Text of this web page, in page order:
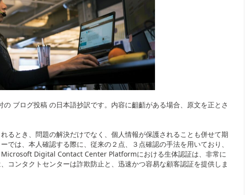
の ブログ投稿 の日本語抄訳です。内容に齟齬がある場合、原文を正とさ
るとき、問題の解決だけでなく、個人情報が保護されることも併せて期
では、本人確認する際に、従来の２点、３点確認の手法を用いており、
Microsoft Digital Contact Center Platformにおける生体認証は、非常に
コンタクトセンターは詐欺防止と、迅速かつ容易な顧客認証を提供しま